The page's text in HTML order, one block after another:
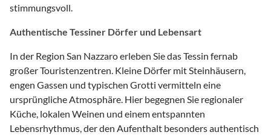
stimmungsvoll.
Authentische Tessiner Dörfer und Lebensart
In der Region San Nazzaro erleben Sie das Tessin fernab
großer Touristenzentren. Kleine Dörfer mit Steinhäusern,
engen Gassen und typischen Grotti vermitteln eine
ursprüngliche Atmosphäre. Hier begegnen Sie regionaler
Küche, lokalen Weinen und einem entspannten
Lebensrhythmus, der den Aufenthalt besonders authentisch